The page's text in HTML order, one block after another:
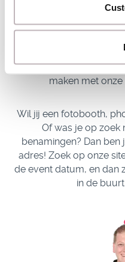
vallen ook video’s en
Dan hoor je ineens
booths of videopaal.
dan wel bewegend
maken met
Wil jij een fotobooth,
Of was je op zoek
benamingen? Dan
adres! Zoek op onze
de event datum, en dan
in de